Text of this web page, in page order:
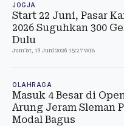
JOGJA
Start 22 Juni, Pasar
2026 Suguhkan 300
Dulu
Jum'at, 19 Juni 2026 15:27 WIB
OLAHRAGA
Masuk 4 Besar di
Arung Jeram Sleman
Modal Bagus